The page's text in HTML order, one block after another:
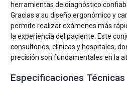
herramientas de diagnóstico
Gracias a su diseño ergonómico y
permite realizar exámenes más
la experiencia del paciente. Este
consultorios, clínicas y hospitales,
precisión son fundamentales en la
Especificaciones Técnicas